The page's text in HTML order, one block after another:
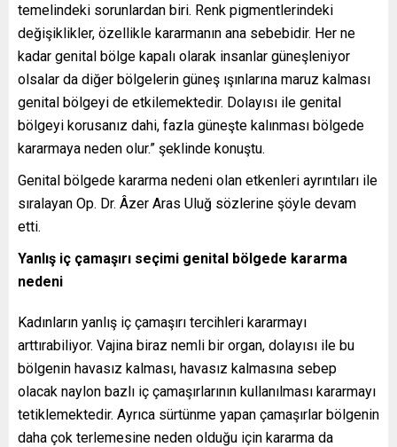
temelindeki sorunlardan biri. Renk pigmentlerindeki
değişiklikler, özellikle kararmanın ana sebebidir. Her ne
kadar genital bölge kapalı olarak insanlar güneşleniyor
olsalar da diğer bölgelerin güneş ışınlarına maruz kalması
genital bölgeyi de etkilemektedir. Dolayısı ile genital
bölgeyi korusanız dahi, fazla güneşte kalınması bölgede
kararmaya neden olur.” şeklinde konuştu.
Genital bölgede kararma nedeni olan etkenleri ayrıntıları ile
sıralayan Op. Dr. Âzer Aras Uluğ sözlerine şöyle devam
etti.
Yanlış iç çamaşırı seçimi genital bölgede kararma
nedeni
Kadınların yanlış iç çamaşırı tercihleri kararmayı
arttırabiliyor. Vajina biraz nemli bir organ, dolayısı ile bu
bölgenin havasız kalması, havasız kalmasına sebep
olacak naylon bazlı iç çamaşırlarının kullanılması kararmayı
tetiklemektedir. Ayrıca sürtünme yapan çamaşırlar bölgenin
daha çok terlemesine neden olduğu için kararma da